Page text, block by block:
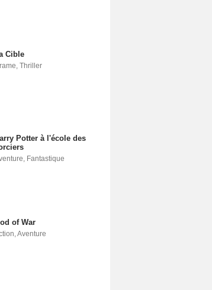
Cible
Thriller
Potter à l'école des
Fantastique
of War
Aventure